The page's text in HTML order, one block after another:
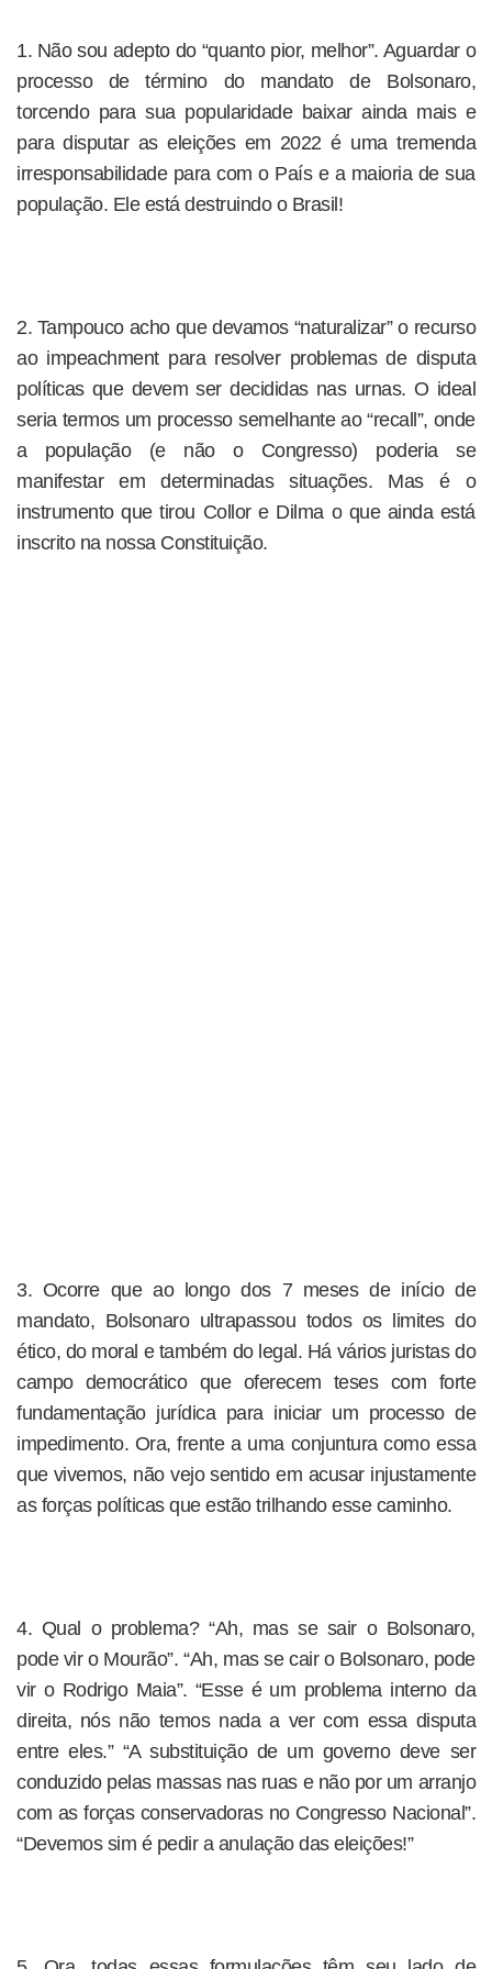
1. Não sou adepto do “quanto pior, melhor”. Aguardar o
processo de término do mandato de Bolsonaro,
torcendo para sua popularidade baixar ainda mais e
para disputar as eleições em 2022 é uma tremenda
irresponsabilidade para com o País e a maioria de sua
população. Ele está destruindo o Brasil!
2. Tampouco acho que devamos “naturalizar” o recurso
ao impeachment para resolver problemas de disputa
políticas que devem ser decididas nas urnas. O ideal
seria termos um processo semelhante ao “recall”, onde
a população (e não o Congresso) poderia se
manifestar em determinadas situações. Mas é o
instrumento que tirou Collor e Dilma o que ainda está
inscrito na nossa Constituição.
3. Ocorre que ao longo dos 7 meses de início de
mandato, Bolsonaro ultrapassou todos os limites do
ético, do moral e também do legal. Há vários juristas do
campo democrático que oferecem teses com forte
fundamentação jurídica para iniciar um processo de
impedimento. Ora, frente a uma conjuntura como essa
que vivemos, não vejo sentido em acusar injustamente
as forças políticas que estão trilhando esse caminho.
4. Qual o problema? “Ah, mas se sair o Bolsonaro,
pode vir o Mourão”. “Ah, mas se cair o Bolsonaro, pode
vir o Rodrigo Maia”. “Esse é um problema interno da
direita, nós não temos nada a ver com essa disputa
entre eles.” “A substituição de um governo deve ser
conduzido pelas massas nas ruas e não por um arranjo
com as forças conservadoras no Congresso Nacional”.
“Devemos sim é pedir a anulação das eleições!”